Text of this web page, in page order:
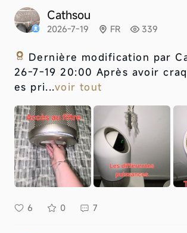
Cathsou
2026-7-19 FR 339
Dernière modification par
26-7-19 20:00 Après avoir
es pri...voir tout
6 0 7